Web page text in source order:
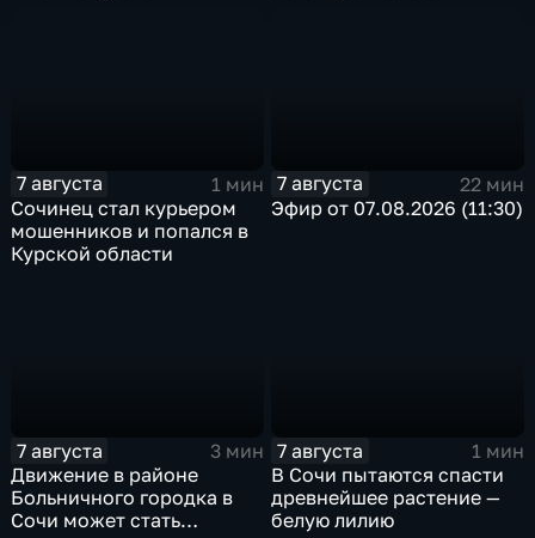
7 августа
1 мин
Сочинец стал курьером
мошенников и попался в
Курской области
7 августа
22 мин
Эфир от 07.08.2026 (11:30)
7 августа
3 мин
Движение в районе
Больничного городка в
Сочи может стать
7 августа
1 мин
В Сочи пытаются спасти
древнейшее растение —
белую лилию